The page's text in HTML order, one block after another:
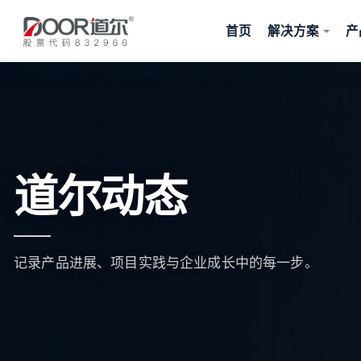
首页 解决方案
道尔动态
记录产品进展、项目实践与企业成长中的每一步。